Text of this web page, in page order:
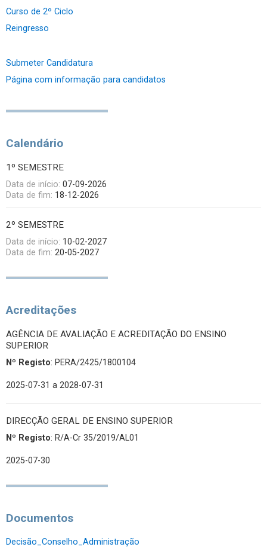
Curso de 2º Ciclo
Reingresso
Submeter Candidatura
Página com informação para candidatos
Calendário
1º SEMESTRE
Data de início: 07-09-2026
Data de fim: 18-12-2026
2º SEMESTRE
Data de início: 10-02-2027
Data de fim: 20-05-2027
Acreditações
AGÊNCIA DE AVALIAÇÃO E ACREDITAÇÃO DO ENSINO
SUPERIOR
Nº Registo: PERA/2425/1800104
2025-07-31 a 2028-07-31
DIRECÇÃO GERAL DE ENSINO SUPERIOR
Nº Registo: R/A-Cr 35/2019/AL01
2025-07-30
Documentos
Decisão_Conselho_Administração